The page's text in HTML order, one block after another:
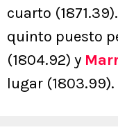
cuarto
quinto puesto
(1804.92) y
lugar (1803.99).